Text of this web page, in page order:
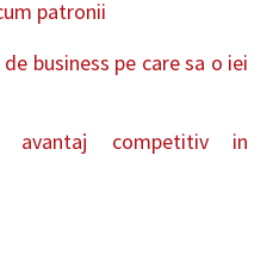
patronii
business pe care sa o iei
avantaj competitiv in